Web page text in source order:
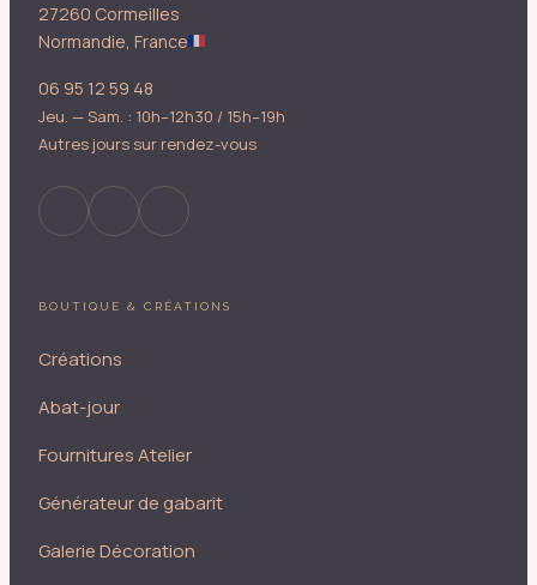
27260 Cormeilles
Normandie, France
06 95 12 59 48
Jeu. — Sam. : 10h–12h30 / 15h–19h
Autres jours sur rendez-vous
BOUTIQUE & CRÉATIONS
Créations
Abat-jour
Fournitures Atelier
Générateur de gabarit
Galerie Décoration